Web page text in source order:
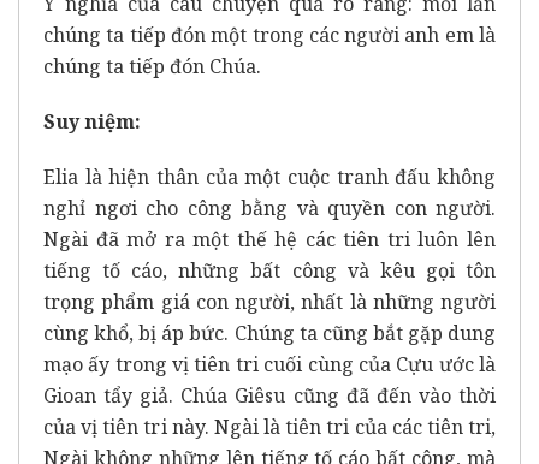
chúng ta tiếp đón một trong các người anh em là
chúng ta tiếp đón Chúa.
Suy niệm:
Elia là hiện thân của một cuộc tranh đấu không
nghỉ ngơi cho công bằng và quyền con người.
Ngài đã mở ra một thế hệ các tiên tri luôn lên
tiếng tố cáo, những bất công và kêu gọi tôn
trọng phẩm giá con người, nhất là những người
cùng khổ, bị áp bức. Chúng ta cũng bắt gặp dung
mạo ấy trong vị tiên tri cuối cùng của Cựu ước là
Gioan tẩy giả. Chúa Giêsu cũng đã đến vào thời
của vị tiên tri này. Ngài là tiên tri của các tiên tri,
Ngài không những lên tiếng tố cáo bất công, mà